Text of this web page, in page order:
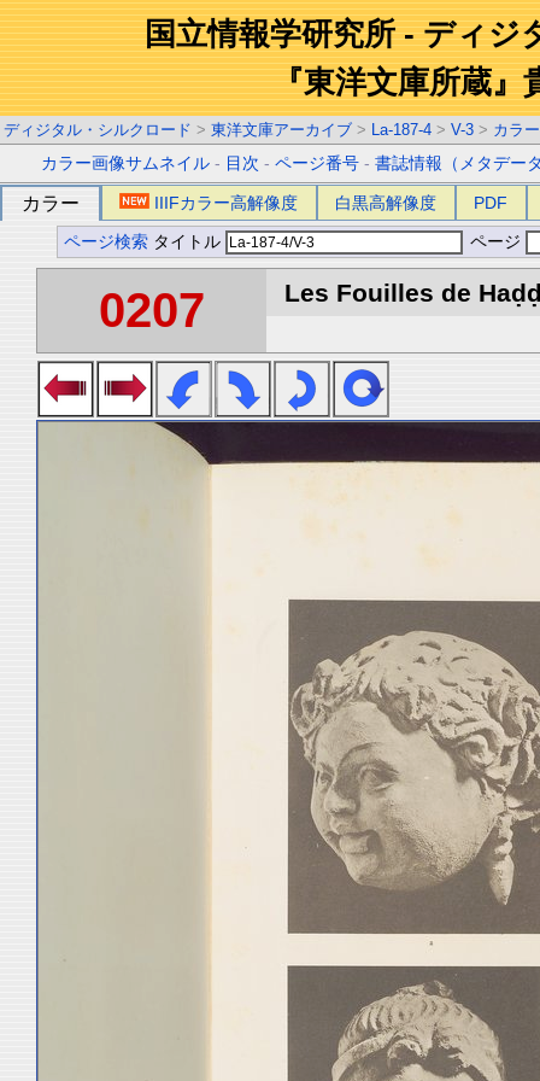
国立情報学研究所 - ディジ
『東洋文庫所蔵』
ディジタル・シルクロード > 東洋文庫アーカイブ > La-187-4 > V-3 > カラ
カラー画像サムネイル - 目次 -ページ番号 -書誌情報（メタデー
カラー IIIFカラー高解像度 白黒高解像度 PDF
ページ検索 タイトル ページ
0207 Les Fouilles de